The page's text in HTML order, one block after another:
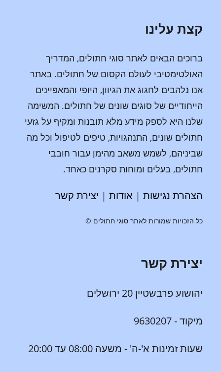
קצת עלינו
ברוכים הבאים לאתר סוגי חתולים, המדריך
האולטימטיבי לעולם הקסום של חתולים. באתר
אנו נלהבים לחגוג את הגיוון, היופי והמאפיינים
הייחודיים של סוגים שונים של חתולים. המשימה
שלנו היא לספק מידע מלא תובנות ומקיף על גזעי
חתולים שונים, התנהגויות, טיפים לטיפול וכל מה
שביניהם, לשמש משאב מהימן עבור חובבי
חתולים, בעלים ומוחות סקרנים כאחד.
הצהרת נגישות | אודות | יצירת קשר
כל הזכויות שמורות לאתר סוגי חתולים ©
יצירת קשר
יהושוע פרבשטיין 20 ירושלים
מיקוד - 9630207
שעות זמינות א'-ה' - משעה 08:00 עד 20:00